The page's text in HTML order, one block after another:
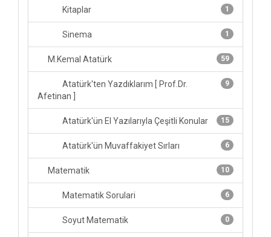
1
Kitaplar
1
Sinema
59
M.Kemal Atatürk
9
Atatürk'ten Yazdıklarım [ Prof.Dr.
Afetinan ]
15
Atatürk'ün El Yazılarıyla Çeşitli Konular
6
Atatürk'ün Muvaffakiyet Sırları
10
Matematik
6
Matematik Sorulari
0
Soyut Matematik